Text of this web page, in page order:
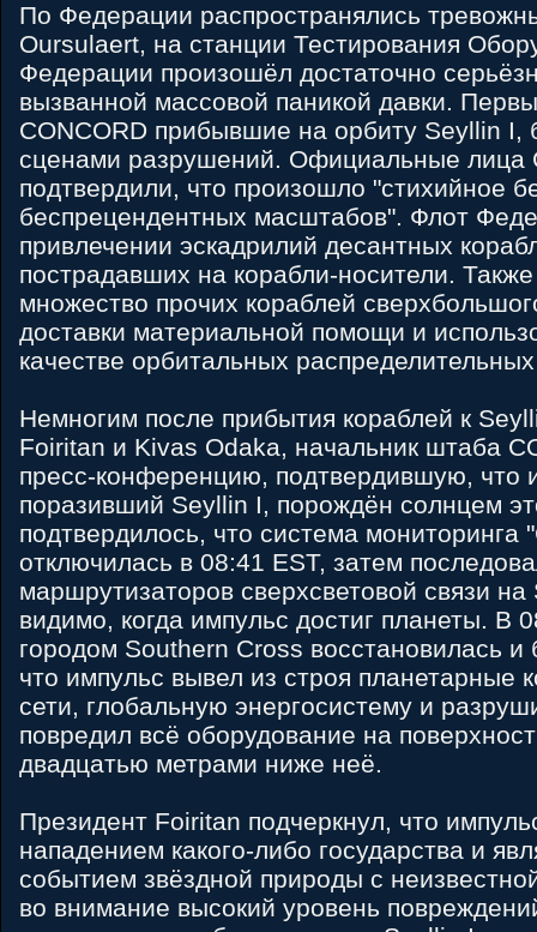
По Федерации распространялись
Oursulaert, на станции Тестирования
Федерации произошёл достаточно
вызванной массовой паникой давки.
CONCORD прибывшие на орбиту Seyllin I,
сценами разрушений. Официальные лица
подтвердили, что произошло "стихийное
беспрецендентных масштабов". Флот
привлечении эскадрилий десантных
пострадавших на корабли-носители.
множество прочих кораблей
доставки материальной помощи и
качестве орбитальных распределительных
Немногим после прибытия кораблей к
Foiritan и Kivas Odaka, начальник штаба
пресс-конференцию, подтвердившую, что
поразивший Seyllin I, порождён солнцем
подтвердилось, что система мониторинга
отключилась в 08:41 EST, затем
маршрутизаторов сверхсветовой связи
видимо, когда импульс достиг планеты. В
городом Southern Cross восстановилась и
что импульс вывел из строя планетарные
сети, глобальную энергосистему и
повредил всё оборудование на
двадцатью метрами ниже неё.
Президент Foiritan подчеркнул, что
нападением какого-либо государства и
событием звёздной природы с
во внимание высокий уровень